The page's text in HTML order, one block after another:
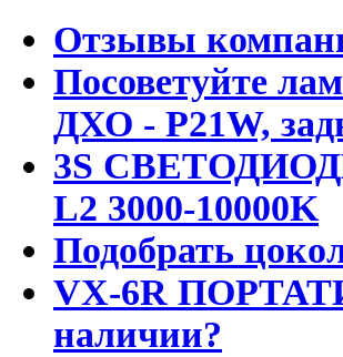
Отзывы
Посоветуйте
ДХО - P21W,
3S
L2 3000-10000K
Подобрать
VX-6R
наличии?